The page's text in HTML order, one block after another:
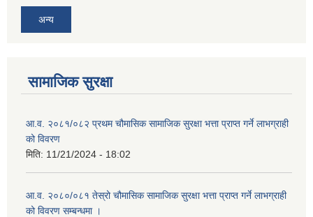
अन्य
सामाजिक सुरक्षा
आ.व. २०८१/०८२ प्रथम चौमासिक सामाजिक सुरक्षा भत्ता प्राप्त गर्ने लाभग्राही
को विवरण
मिति: 11/21/2024 - 18:02
आ.व. २०८०/०८१ तेस्रो चौमासिक सामाजिक सुरक्षा भत्ता प्राप्त गर्ने लाभग्राही
को विवरण सम्बन्धमा ।